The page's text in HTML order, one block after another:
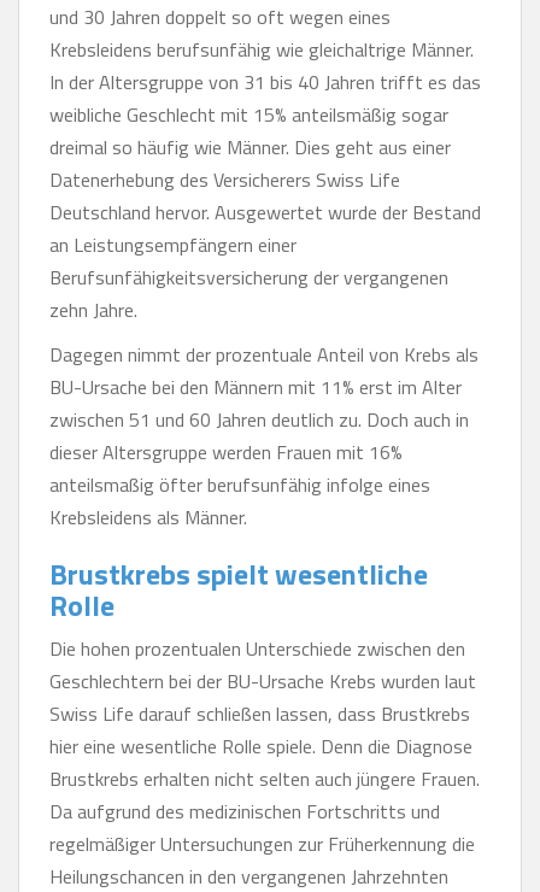
und 30 Jahren doppelt so oft wegen eines
Krebsleidens berufsunfähig wie gleichaltrige Männer.
In der Altersgruppe von 31 bis 40 Jahren trifft es das
weibliche Geschlecht mit 15% anteilsmäßig sogar
dreimal so häufig wie Männer. Dies geht aus einer
Datenerhebung des Versicherers Swiss Life
Deutschland hervor. Ausgewertet wurde der Bestand
an Leistungsempfängern einer
Berufsunfähigkeitsversicherung der vergangenen
zehn Jahre.
Dagegen nimmt der prozentuale Anteil von Krebs als
BU-Ursache bei den Männern mit 11% erst im Alter
zwischen 51 und 60 Jahren deutlich zu. Doch auch in
dieser Altersgruppe werden Frauen mit 16%
anteilsmaßig öfter berufsunfähig infolge eines
Krebsleidens als Männer.
Brustkrebs spielt wesentliche
Rolle
Die hohen prozentualen Unterschiede zwischen den
Geschlechtern bei der BU-Ursache Krebs wurden laut
Swiss Life darauf schließen lassen, dass Brustkrebs
hier eine wesentliche Rolle spiele. Denn die Diagnose
Brustkrebs erhalten nicht selten auch jüngere Frauen.
Da aufgrund des medizinischen Fortschritts und
regelmäßiger Untersuchungen zur Früherkennung die
Heilungschancen in den vergangenen Jahrzehnten